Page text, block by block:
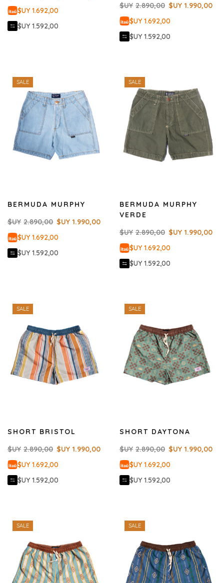
$UY 1.692,00
$UY 1.592,00
$UY 2.890,00 $UY 1.990,00
$UY 1.692,00
$UY 1.592,00
SALE
BERMUDA MURPHY
$UY 2.890,00 $UY 1.990,00
$UY 1.692,00
$UY 1.592,00
SALE
BERMUDA MURPHY
VERDE
$UY 2.890,00 $UY 1.990,00
$UY 1.692,00
$UY 1.592,00
SALE
SHORT BRISTOL
$UY 2.890,00 $UY 1.990,00
$UY 1.692,00
$UY 1.592,00
SALE
SHORT DAYTONA
$UY 2.890,00 $UY 1.990,00
$UY 1.692,00
$UY 1.592,00
SALE SALE